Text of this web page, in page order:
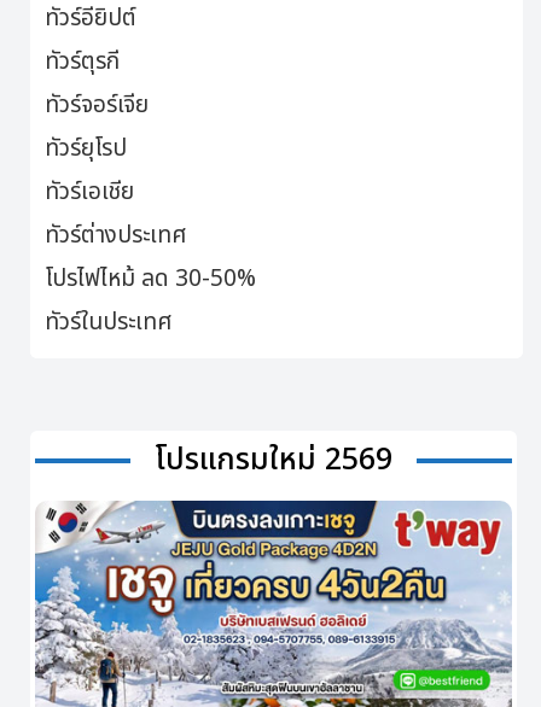
ทัวร์อียิปต์
ทัวร์ตุรกี
ทัวร์จอร์เจีย
ทัวร์ยุโรป
ทัวร์เอเชีย
ทัวร์ต่างประเทศ
โปรไฟไหม้ ลด 30-50%
ทัวร์ในประเทศ
โปรแกรมใหม่ 2569